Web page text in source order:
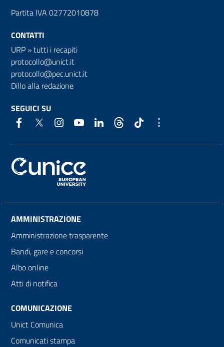
Partita IVA 02772010878
CONTATTI
URP »tutti i recapiti
protocollo@unict.it
protocollo@pec.unict.it
Dillo alla redazione
SEGUICI SU
AMMINISTRAZIONE
Amministrazione trasparente
Bandi, gare e concorsi
Albo online
Atti di notifica
COMUNICAZIONE
Unict Comunica
Comunicati stampa